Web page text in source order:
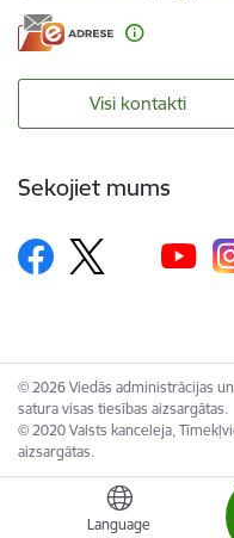
Language
Visi kontakti
Sekojiet mums
© 2026 Viedās administrācijas
satura visas tiesības aizsargātas.
© 2020 Valsts kanceleja,
aizsargātas.